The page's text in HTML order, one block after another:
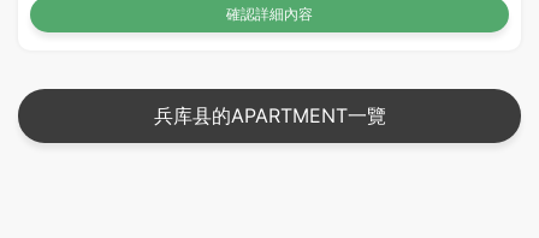
確認詳細內容
兵库县的APARTMENT一覽